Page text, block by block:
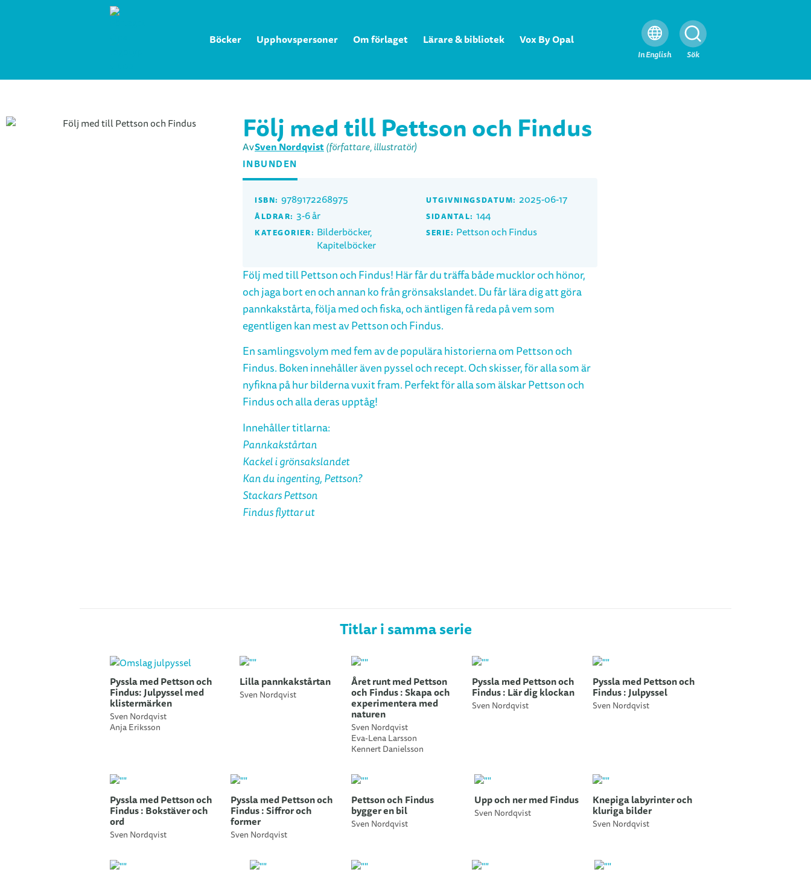
Böcker Upphovspersoner Om förlaget Lärare & bibliotek Vox By Opal
In English Sök
Stäng
Följ med till Pettson och Findus
AvSven Nordqvist(författare, illustratör)
INBUNDEN
ISBN: 9789172268975 UTGIVNINGSDATUM: 2025-06-17
ÅLDRAR: 3-6 år SIDANTAL: 144
KATEGORIER: Bilderböcker,
Kapitelböcker
SERIE: Pettson och Findus
Följ med till Pettson och Findus! Här får du träffa både mucklor och hönor,
och jaga bort en och annan ko från grönsakslandet. Du får lära dig att göra
pannkakstårta, följa med och fiska, och äntligen få reda på vem som
egentligen kan mest av Pettson och Findus.
En samlingsvolym med fem av de populära historierna om Pettson och
Findus. Boken innehåller även pyssel och recept. Och skisser, för alla som är
nyfikna på hur bilderna vuxit fram. Perfekt för alla som älskar Pettson och
Findus och alla deras upptåg!
Innehåller titlarna:
Pannkakstårtan
Kackel i grönsakslandet
Kan du ingenting, Pettson?
Stackars Pettson
Findus flyttar ut
Titlar i samma serie
Pyssla med Pettson och
Findus: Julpyssel med
klistermärken
Sven Nordqvist
Anja Eriksson
Lilla pannkakstårtan
Sven Nordqvist
Året runt med Pettson
och Findus : Skapa och
experimentera med
naturen
Sven Nordqvist
Eva-Lena Larsson
Kennert Danielsson
Pyssla med Pettson och
Findus : Lär dig klockan
Sven Nordqvist
Pyssla med Pettson och
Findus : Julpyssel
Sven Nordqvist
Pyssla med Pettson och
Findus : Bokstäver och
ord
Sven Nordqvist
Pyssla med Pettson och
Findus : Siffror och
former
Sven Nordqvist
Pettson och Findus
bygger en bil
Sven Nordqvist
Upp och ner med Findus
Sven Nordqvist
Knepiga labyrinter och
kluriga bilder
Sven Nordqvist